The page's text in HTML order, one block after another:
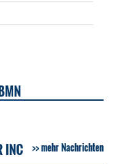
INC mehr Nachrichten